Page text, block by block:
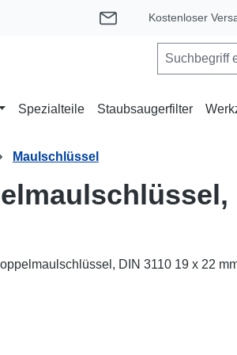
Kostenloser
Spezialteile Staubsaugerfilter
Maulschlüssel